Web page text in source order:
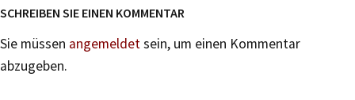
SCHREIBEN SIE EINEN KOMMENTAR
Sie müssen angemeldetsein, um einen Kommentar
abzugeben.